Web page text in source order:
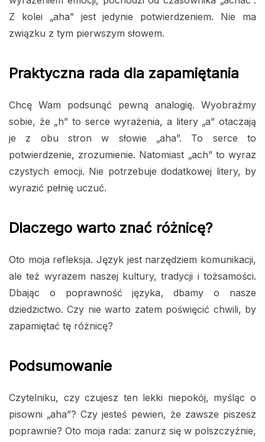
Z kolei „aha” jest jedynie potwierdzeniem. Nie ma
związku z tym pierwszym słowem.
Praktyczna rada dla zapamiętania
Chcę Wam podsunąć pewną analogię. Wyobraźmy
sobie, że „h” to serce wyrażenia, a litery „a” otaczają
je z obu stron w słowie „aha”. To serce to
potwierdzenie, zrozumienie. Natomiast „ach” to wyraz
czystych emocji. Nie potrzebuje dodatkowej litery, by
wyrazić pełnię uczuć.
Dlaczego warto znać różnicę?
Oto moja refleksja. Język jest narzędziem komunikacji,
ale też wyrazem naszej kultury, tradycji i tożsamości.
Dbając o poprawność języka, dbamy o nasze
dziedzictwo. Czy nie warto zatem poświęcić chwili, by
zapamiętać tę różnicę?
Podsumowanie
Czytelniku, czy czujesz ten lekki niepokój, myśląc o
pisowni „aha”? Czy jesteś pewien, że zawsze piszesz
poprawnie? Oto moja rada: zanurz się w polszczyźnie,